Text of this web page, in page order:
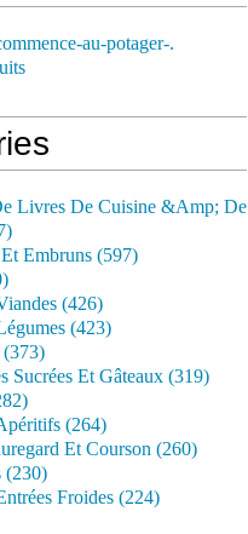
au-potager-.
Livres De Cuisine &Amp; De
Embruns (597)
(426)
(423)
Sucrées Et Gâteaux (319)
(264)
Et Courson (260)
(230)
Froides (224)